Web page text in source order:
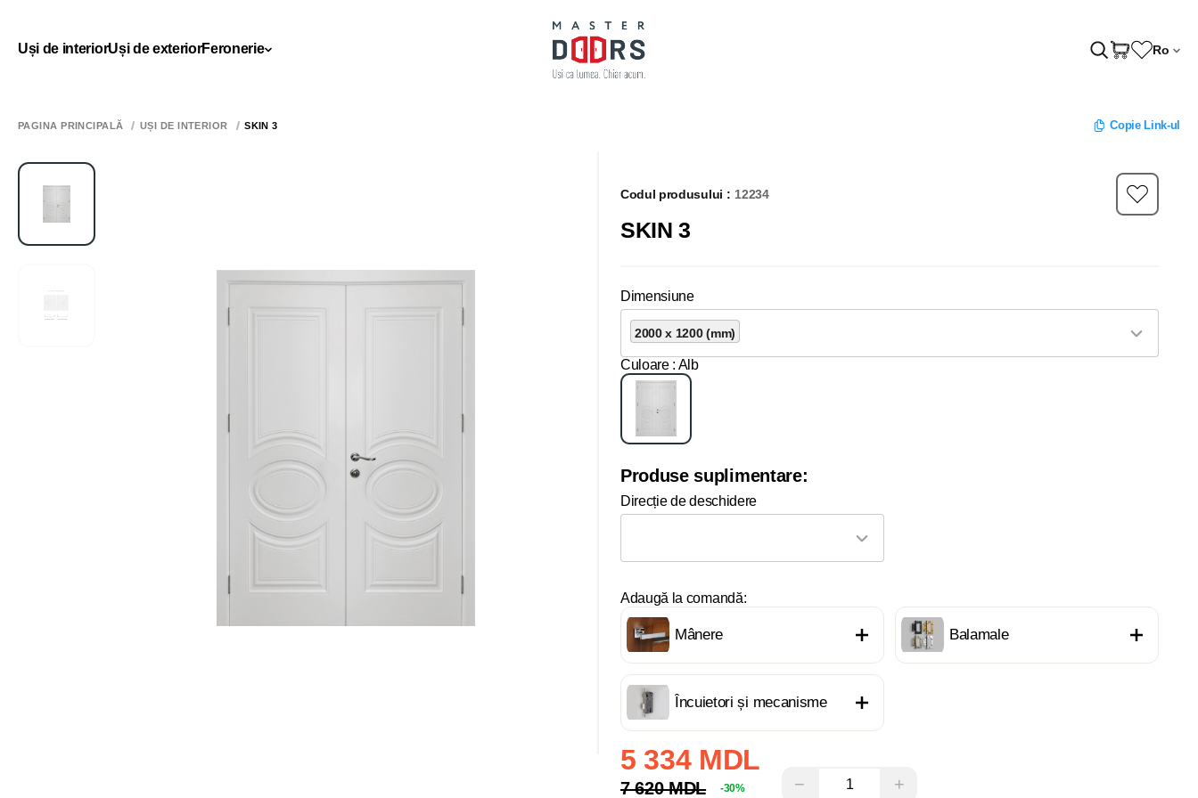
Uși de interiorUși de exteriorFeronerie Ro
PAGINA PRINCIPALĂ UȘI DE INTERIOR SKIN 3 Copie Link-ul
Codul produsului : 12234
SKIN 3
Dimensiune
2000 x 1200 (mm)
Culoare : Alb
Produse suplimentare:
Direcție de deschidere
Adaugă la comandă:
Mânere Balamale
Încuietori și mecanisme
5 334 MDL
7 620 MDL -30% − +